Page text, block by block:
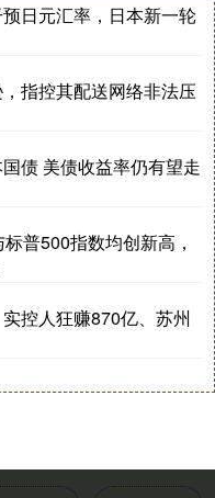
日元汇率，日本新一轮
指控其配送网络非法压
债 美债收益率仍有望走
普500指数均创新高，
控人狂赚870亿、苏州